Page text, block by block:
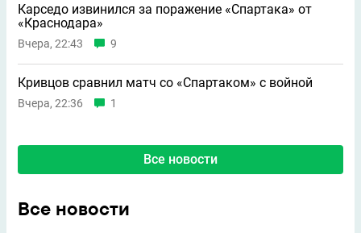
Карседо извинился за поражение «Спартака» от
«Краснодара»
Вчера, 22:43 9
Кривцов сравнил матч со «Спартаком» с войной
Вчера, 22:36 1
Все новости
Все новости